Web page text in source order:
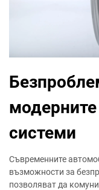
системи
Съвременните
възможности за
позволяват да